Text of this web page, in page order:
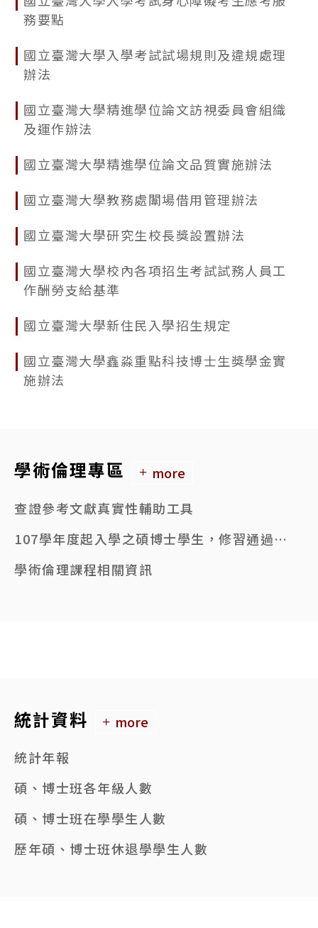
務要點
國立臺灣大學入學考試試場規則及違規處理
辦法
國立臺灣大學精進學位論文訪視委員會組織
及運作辦法
國立臺灣大學精進學位論文品質實施辦法
國立臺灣大學教務處闈場借用管理辦法
國立臺灣大學研究生校長獎設置辦法
國立臺灣大學校內各項招生考試試務人員工
作酬勞支給基準
國立臺灣大學新住民入學招生規定
國立臺灣大學鑫淼重點科技博士生獎學金實
施辦法
學術倫理專區
more
查證參考文獻真實性輔助工具
107學年度起入學之碩博士學生，修習通過6小時學術倫理課程者，始得申請學位考試。
學術倫理課程相關資訊
統計資料
more
統計年報
碩、博士班各年級人數
碩、博士班在學學生人數
歷年碩、博士班休退學學生人數